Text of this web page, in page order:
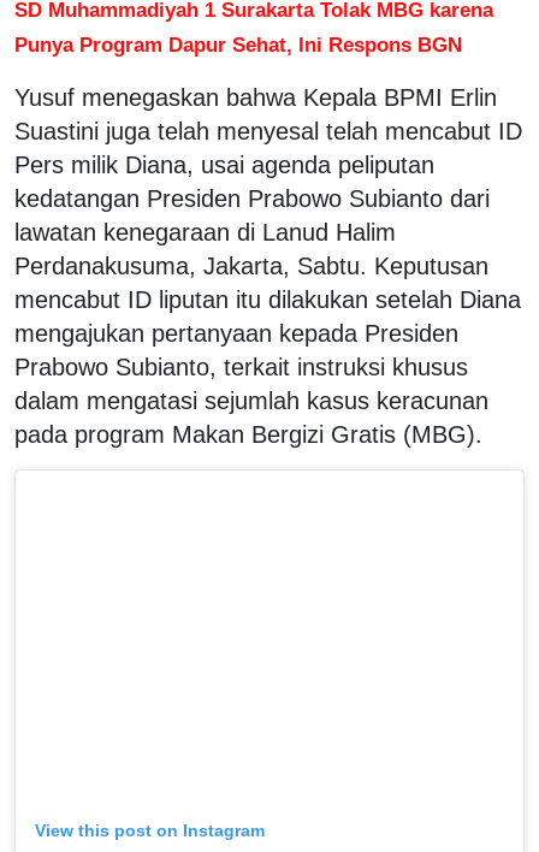
SD Muhammadiyah 1 Surakarta Tolak MBG karena
Punya Program Dapur Sehat, Ini Respons BGN
Yusuf menegaskan bahwa Kepala BPMI Erlin
Suastini juga telah menyesal telah mencabut ID
Pers milik Diana, usai agenda peliputan
kedatangan Presiden Prabowo Subianto dari
lawatan kenegaraan di Lanud Halim
Perdanakusuma, Jakarta, Sabtu. Keputusan
mencabut ID liputan itu dilakukan setelah Diana
mengajukan pertanyaan kepada Presiden
Prabowo Subianto, terkait instruksi khusus
dalam mengatasi sejumlah kasus keracunan
pada program Makan Bergizi Gratis (MBG).
View this post on Instagram